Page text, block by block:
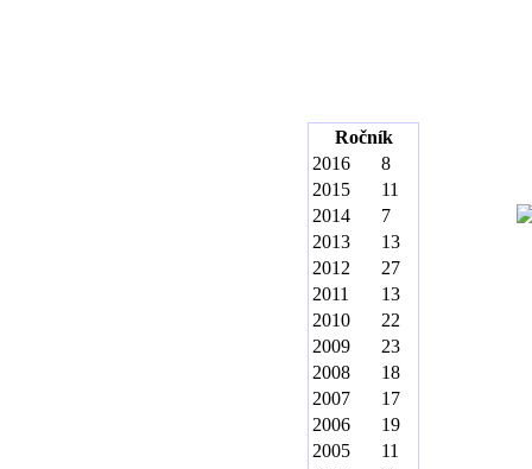
Ročník
2016
8
2015
11
2014
7
2013
13
2012
27
2011
13
2010
22
2009
23
2008
18
2007
17
2006
19
2005
11